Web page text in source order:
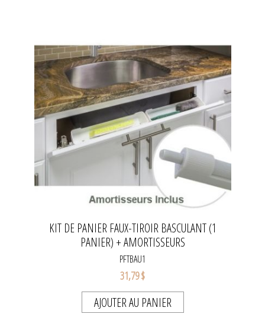
KIT DE PANIER FAUX-TIROIR BASCULANT (1
PANIER) + AMORTISSEURS
PFTBAU1
31,79 $
AJOUTER AU PANIER